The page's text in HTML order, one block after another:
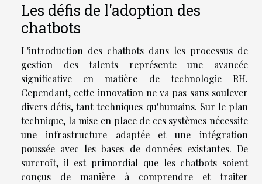
Les défis de l'adoption des
chatbots
L'introduction des chatbots dans les processus de
gestion des talents représente une avancée
significative en matière de technologie RH.
Cependant, cette innovation ne va pas sans soulever
divers défis, tant techniques qu'humains. Sur le plan
technique, la mise en place de ces systèmes nécessite
une infrastructure adaptée et une intégration
poussée avec les bases de données existantes. De
surcroît, il est primordial que les chatbots soient
conçus de manière à comprendre et traiter